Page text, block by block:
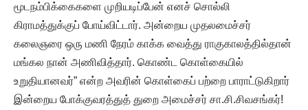
மூடநம்பிக்கைகளை முறியடிப்பேன் எனச் சொல்லி
கிராமத்துக்குப் போய்விட்டார். அன்றைய முதலமைச்சர்
கலைஞரை ஒரு மணி நேரம் காக்க வைத்து ராகுகாலத்தில்தான்
மங்கல நான் அணிவித்தார். கொண்ட கொள்கையில்
உறுதியானவர்” என்ற அவரின் கொள்கைப் பற்றை பாராட்டுகிறார்
இன்றைய போக்குவரத்துத் துறை அமைச்சர் சா.சி.சிவசங்கர்!